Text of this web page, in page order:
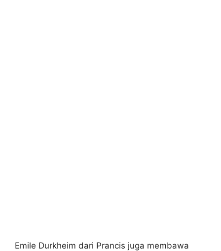
Emile Durkheim dari Prancis juga membawa